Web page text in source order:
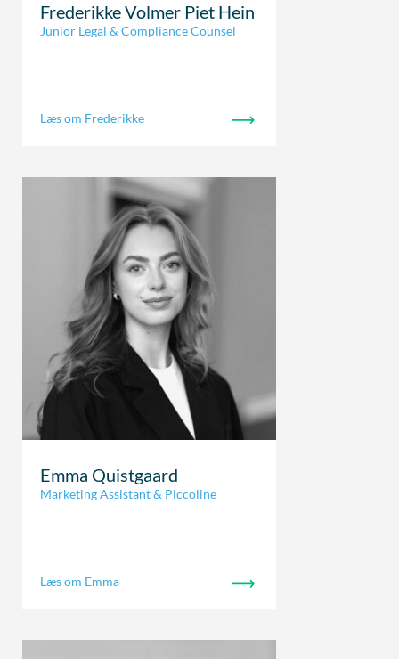
Frederikke Volmer Piet Hein
Junior Legal & Compliance Counsel
Læs om Frederikke
Emma Quistgaard
Marketing Assistant & Piccoline
Læs om Emma